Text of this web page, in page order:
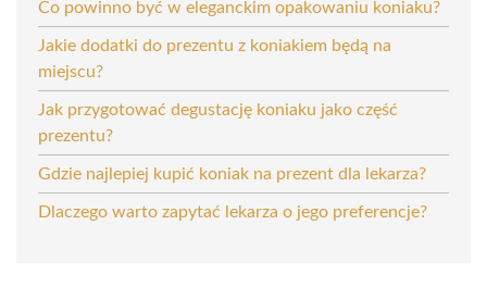
Co powinno być w eleganckim opakowaniu koniaku?
Jakie dodatki do prezentu z koniakiem będą na
miejscu?
Jak przygotować degustację koniaku jako część
prezentu?
Gdzie najlepiej kupić koniak na prezent dla lekarza?
Dlaczego warto zapytać lekarza o jego preferencje?